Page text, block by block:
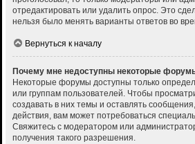
отредактировать или удалить опрос. Это
нельзя было менять варианты ответов во
Вернуться к началу
Почему мне недоступны некоторые
Некоторые форумы доступны только
или группам пользователей. Чтобы
создавать в них темы и оставлять
действия, вам может потребоваться
Свяжитесь с модератором или
получения такого разрешения.